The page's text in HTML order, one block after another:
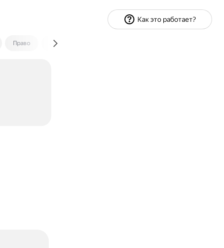
Право Экономика и финансы
Как это работает?